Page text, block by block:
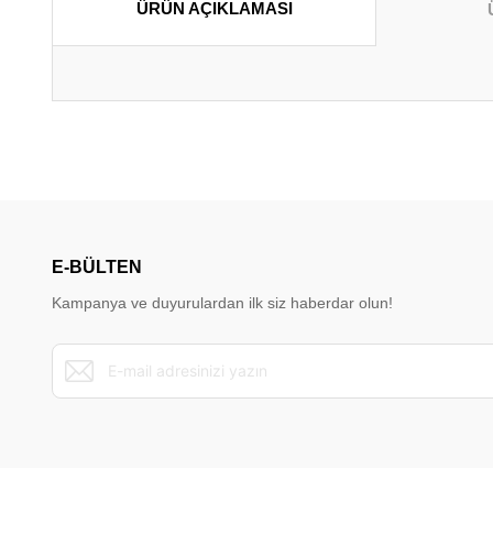
ÜRÜN AÇIKLAMASI
Ürün açıklamasında eksik bilgiler bulunuyor.
Ürün bilgilerinde hatalar bulunuyor.
Bu ürüne benzer farklı alternatifler olmalı.
E-BÜLTEN
Kampanya ve duyurulardan ilk siz haberdar olun!